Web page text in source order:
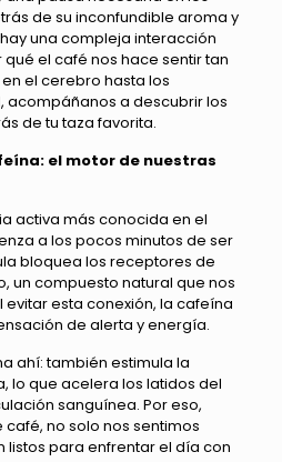
de su inconfundible aroma y
una compleja interacción
el café nos hace sentir tan
el cerebro hasta los
acompáñanos a descubrir los
de tu taza favorita.
el motor de nuestras
activa más conocida en el
a los pocos minutos de ser
bloquea los receptores de
un compuesto natural que nos
evitar esta conexión, la cafeína
de alerta y energía.
ahí: también estimula la
lo que acelera los latidos del
sanguínea. Por eso,
no solo nos sentimos
listos para enfrentar el día con